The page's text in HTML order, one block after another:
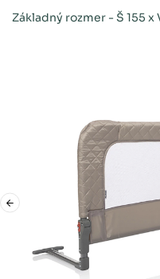
Základný rozmer - Š 155 x